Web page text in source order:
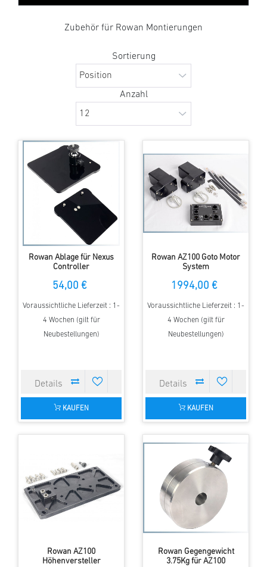
Zubehör für Rowan Montierungen
Sortierung
Anzahl
Rowan Ablage für Nexus
Controller
54,00 €
Voraussichtliche Lieferzeit : 1-
4 Wochen (gilt für
Neubestellungen)
KAUFEN
Rowan AZ100 Goto Motor
System
1994,00 €
Voraussichtliche Lieferzeit : 1-
4 Wochen (gilt für
Neubestellungen)
KAUFEN
Rowan AZ100
Höhenversteller
Rowan Gegengewicht
3.75Kg für AZ100